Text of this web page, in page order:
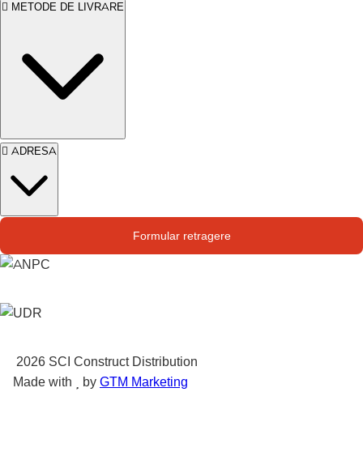
METODE DE LIVRARE
ADRESA
Formular retragere
2026 SCI Construct Distribution
Made with
by GTM Marketing